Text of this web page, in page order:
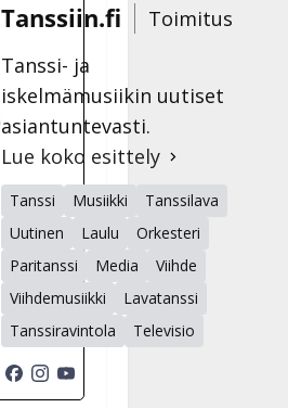
Tanssiin.fi
Toimitus
Tanssi- ja
iskelmämusiikin uutiset
asiantuntevasti.
Lue koko esittely
Tanssi Musiikki
Tanssilava
Uutinen
Laulu
Orkesteri
Paritanssi
Media
Viihde
Viihdemusiikki
Lavatanssi
Tanssiravintola
Televisio